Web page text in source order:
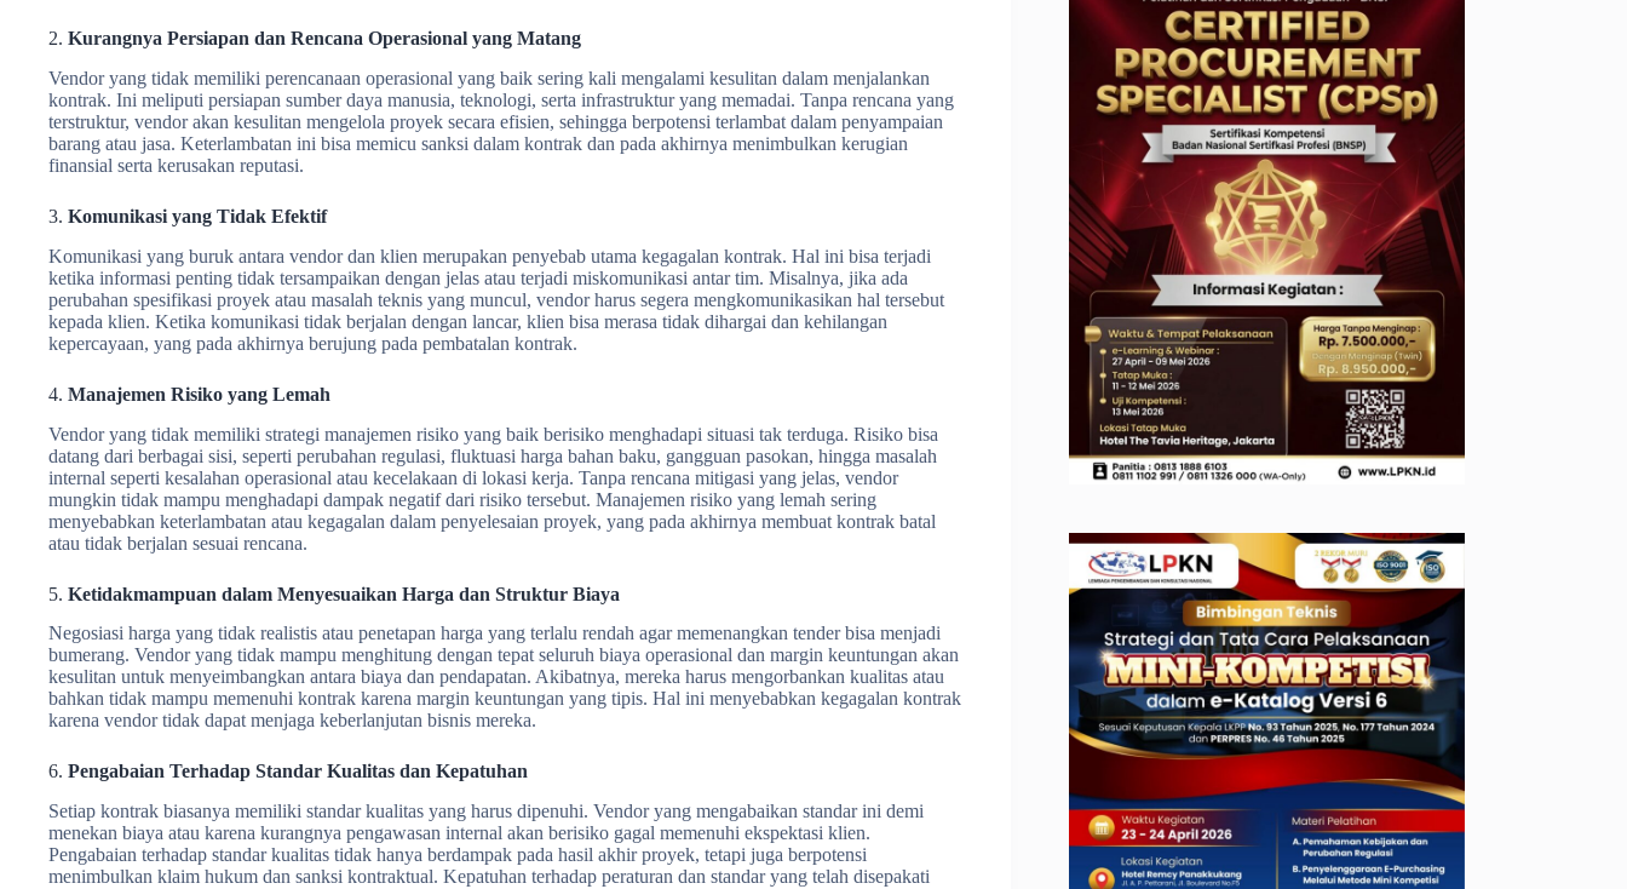
2. Kurangnya Persiapan dan Rencana Operasional yang Matang
Vendor yang tidak memiliki perencanaan operasional yang baik sering kali mengalami kesulitan dalam menjalankan
kontrak. Ini meliputi persiapan sumber daya manusia, teknologi, serta infrastruktur yang memadai. Tanpa rencana yang
terstruktur, vendor akan kesulitan mengelola proyek secara efisien, sehingga berpotensi terlambat dalam penyampaian
barang atau jasa. Keterlambatan ini bisa memicu sanksi dalam kontrak dan pada akhirnya menimbulkan kerugian
finansial serta kerusakan reputasi.
3. Komunikasi yang Tidak Efektif
Komunikasi yang buruk antara vendor dan klien merupakan penyebab utama kegagalan kontrak. Hal ini bisa terjadi
ketika informasi penting tidak tersampaikan dengan jelas atau terjadi miskomunikasi antar tim. Misalnya, jika ada
perubahan spesifikasi proyek atau masalah teknis yang muncul, vendor harus segera mengkomunikasikan hal tersebut
kepada klien. Ketika komunikasi tidak berjalan dengan lancar, klien bisa merasa tidak dihargai dan kehilangan
kepercayaan, yang pada akhirnya berujung pada pembatalan kontrak.
4. Manajemen Risiko yang Lemah
Vendor yang tidak memiliki strategi manajemen risiko yang baik berisiko menghadapi situasi tak terduga. Risiko bisa
datang dari berbagai sisi, seperti perubahan regulasi, fluktuasi harga bahan baku, gangguan pasokan, hingga masalah
internal seperti kesalahan operasional atau kecelakaan di lokasi kerja. Tanpa rencana mitigasi yang jelas, vendor
mungkin tidak mampu menghadapi dampak negatif dari risiko tersebut. Manajemen risiko yang lemah sering
menyebabkan keterlambatan atau kegagalan dalam penyelesaian proyek, yang pada akhirnya membuat kontrak batal
atau tidak berjalan sesuai rencana.
5. Ketidakmampuan dalam Menyesuaikan Harga dan Struktur Biaya
Negosiasi harga yang tidak realistis atau penetapan harga yang terlalu rendah agar memenangkan tender bisa menjadi
bumerang. Vendor yang tidak mampu menghitung dengan tepat seluruh biaya operasional dan margin keuntungan akan
kesulitan untuk menyeimbangkan antara biaya dan pendapatan. Akibatnya, mereka harus mengorbankan kualitas atau
bahkan tidak mampu memenuhi kontrak karena margin keuntungan yang tipis. Hal ini menyebabkan kegagalan kontrak
karena vendor tidak dapat menjaga keberlanjutan bisnis mereka.
6. Pengabaian Terhadap Standar Kualitas dan Kepatuhan
Setiap kontrak biasanya memiliki standar kualitas yang harus dipenuhi. Vendor yang mengabaikan standar ini demi
menekan biaya atau karena kurangnya pengawasan internal akan berisiko gagal memenuhi ekspektasi klien.
Pengabaian terhadap standar kualitas tidak hanya berdampak pada hasil akhir proyek, tetapi juga berpotensi
menimbulkan klaim hukum dan sanksi kontraktual. Kepatuhan terhadap peraturan dan standar yang telah disepakati